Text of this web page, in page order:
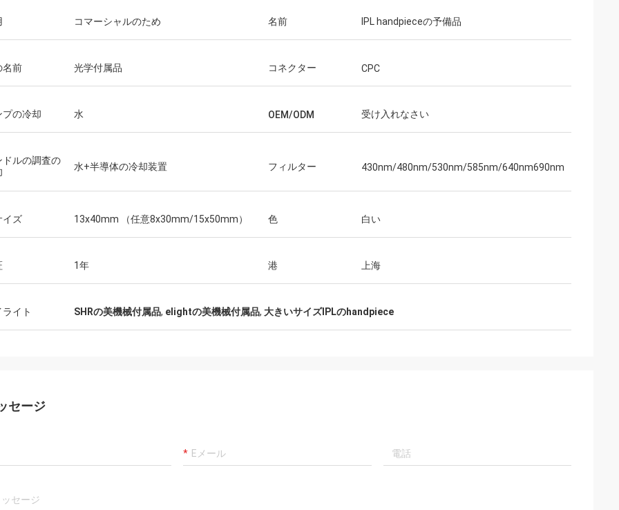
コマーシャルのため 名前 IPL handpieceの予備品
名前 光学付属品 コネクター CPC
プの冷却 水 OEM/ODM 受け入れなさい
ドルの調査の
水+半導体の冷却装置 フィルター 430nm/480nm/530nm/585nm/640nm690nm
イズ 13x40mm （任意8x30mm/15x50mm） 色 白い
1年 港 上海
イト SHRの美機械付属品, elightの美機械付属品, 大きいサイズIPLのhandpiece
セージ